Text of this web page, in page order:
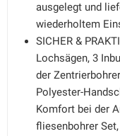
ausgelegt und
wiederholtem
SICHER &
Lochsägen, 3
der
Polyester-
Komfort bei der
fliesenbohrer